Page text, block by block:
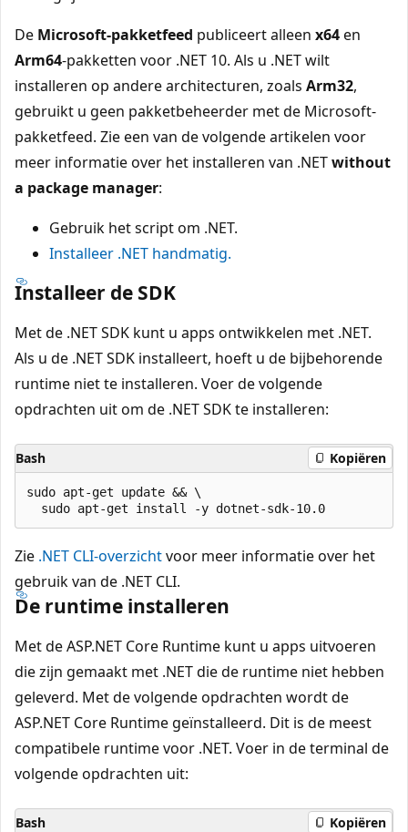
De Microsoft-pakketfeed publiceert alleen x64en
Arm64-pakketten voor .NET 10. Als u .NET wilt
installeren op andere architecturen, zoals Arm32,
gebruikt u geen pakketbeheerder met de Microsoft-
pakketfeed. Zie een van de volgende artikelen voor
meer informatie over het installeren van .NETwithout
a package manager:
Gebruik het scriptom .NET.
Installeer .NET handmatig.
Installeer de SDK
Met de .NET SDK kunt u apps ontwikkelen met .NET.
Als u de .NET SDK installeert, hoeft u de bijbehorende
runtime niet te installeren. Voer de volgende
opdrachten uit om de .NET SDK te installeren:
Bash Kopiëren
sudo apt-get update && \
Zie .NET CLI-overzichtvoor meer informatie over het
gebruik van de .NET CLI.
De runtime installeren
Met de ASP.NET Core Runtime kunt u apps uitvoeren
die zijn gemaakt met .NET die de runtime niet hebben
geleverd. Met de volgende opdrachten wordt de
ASP.NET Core Runtime geïnstalleerd. Dit is de meest
compatibele runtime voor .NET. Voer in de terminal de
volgende opdrachten uit:
Bash Kopiëren